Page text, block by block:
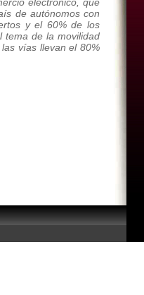
de autónomos con
y el 60% de los
tema de la movilidad
vías llevan el 80%